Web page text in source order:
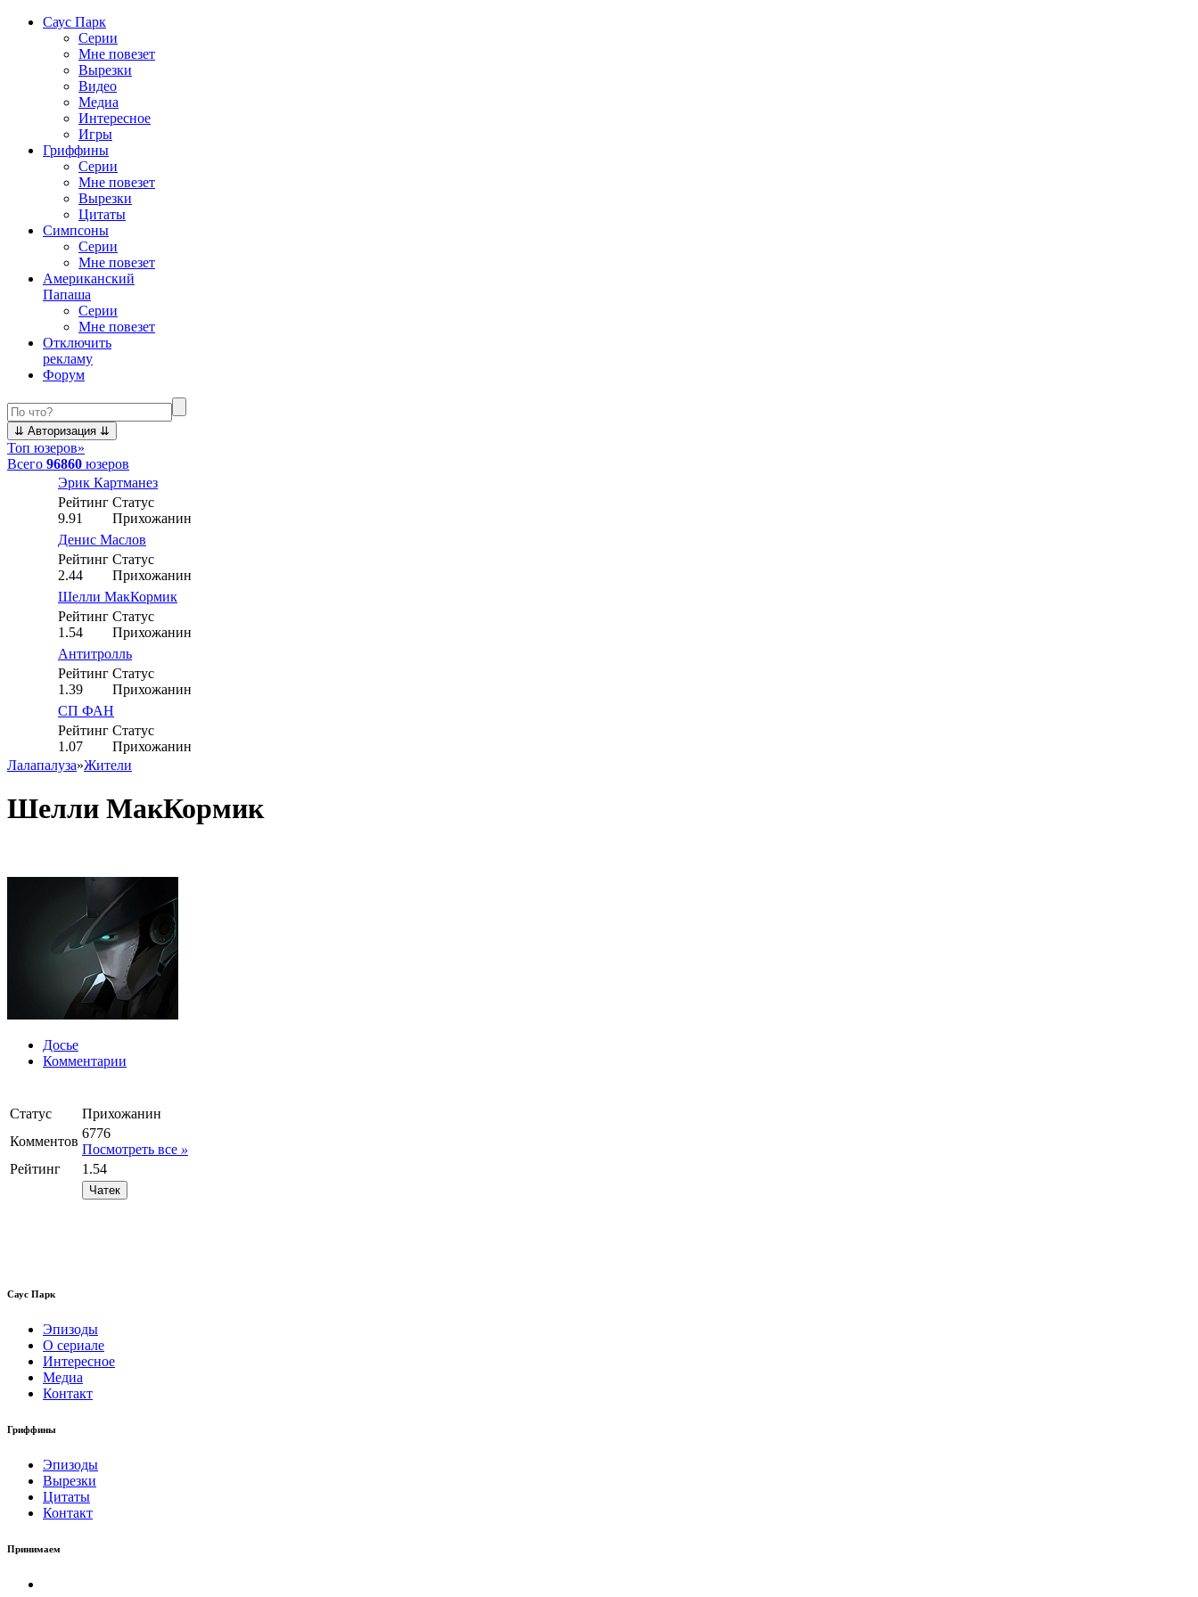
Саус Парк
Серии
Мне повезет
Вырезки
Видео
Медиа
Интересное
Игры
Гриффины
Серии
Мне повезет
Вырезки
Цитаты
Симпсоны
Серии
Мне повезет
Американский
Папаша
Серии
Мне повезет
Отключить
рекламу
Форум
Топ юзеров»
Всего 96860 юзеров
Эрик Картманез
Рейтинг
9.91
Статус
Прихожанин
Денис Маслов
Рейтинг
2.44
Статус
Прихожанин
Шелли МакКормик
Рейтинг
1.54
Статус
Прихожанин
Антитролль
Рейтинг
1.39
Статус
Прихожанин
СП ФАН
Рейтинг
1.07
Статус
Прихожанин
Лалапалуза»Жители
Шелли МакКормик
Досье
Комментарии
Статус
Прихожанин
Комментов
6776
Посмотреть все »
Рейтинг
1.54
Саус Парк
Эпизоды
О сериале
Интересное
Медиа
Контакт
Гриффины
Эпизоды
Вырезки
Цитаты
Контакт
Принимаем